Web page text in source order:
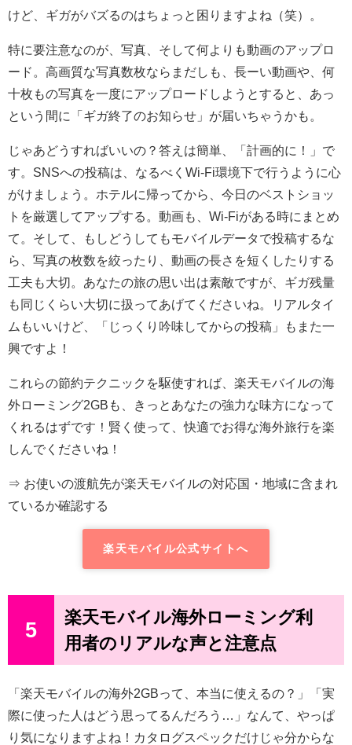
けど、ギガがバズるのはちょっと困りますよね（笑）。
特に要注意なのが、写真、そして何よりも動画のアップロ
ード。高画質な写真数枚ならまだしも、長ーい動画や、何
十枚もの写真を一度にアップロードしようとすると、あっ
という間に「ギガ終了のお知らせ」が届いちゃうかも。
じゃあどうすればいいの？答えは簡単、「計画的に！」で
す。SNSへの投稿は、なるべくWi-Fi環境下で行うように心
がけましょう。ホテルに帰ってから、今日のベストショッ
トを厳選してアップする。動画も、Wi-Fiがある時にまとめ
て。そして、もしどうしてもモバイルデータで投稿するな
ら、写真の枚数を絞ったり、動画の長さを短くしたりする
工夫も大切。あなたの旅の思い出は素敵ですが、ギガ残量
も同じくらい大切に扱ってあげてくださいね。リアルタイ
ムもいいけど、「じっくり吟味してからの投稿」もまた一
興ですよ！
これらの節約テクニックを駆使すれば、楽天モバイルの海
外ローミング2GBも、きっとあなたの強力な味方になって
くれるはずです！賢く使って、快適でお得な海外旅行を楽
しんでくださいね！
⇒ お使いの渡航先が楽天モバイルの対応国・地域に含まれ
ているか確認する
楽天モバイル公式サイトへ
5
楽天モバイル海外ローミング利
用者のリアルな声と注意点
「楽天モバイルの海外2GBって、本当に使えるの？」「実
際に使った人はどう思ってるんだろう…」なんて、やっぱ
り気になりますよね！カタログスペックだけじゃ分からな